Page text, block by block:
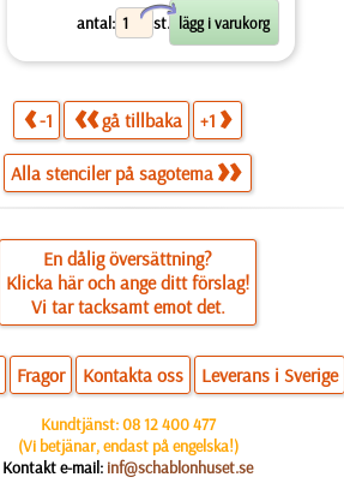
antal: st.
X
-1 gå tillbaka +1
Alla stenciler på sagotema
En dålig översättning?
Klicka här och ange ditt förslag!
Vi tar tacksamt emot det.
Fragor Kontakta oss Leverans i Sverige
Kundtjänst:08 12 400 477
(Vi betjänar, endast på engelska!)
Kontakt e-mail: inf@schablonhuset.se